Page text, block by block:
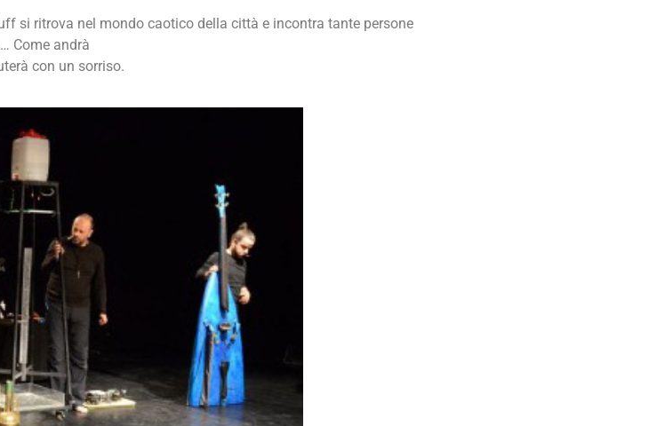
si ritrova nel mondo caotico della città e incontra tante persone
Come andrà
con un sorriso.